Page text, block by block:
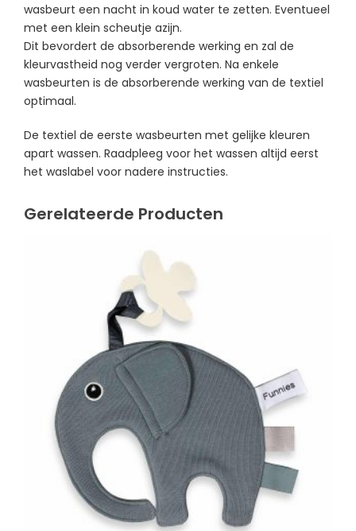
wasbeurt een nacht in koud water te zetten. Eventueel
met een klein scheutje azijn.
Dit bevordert de absorberende werking en zal de
kleurvastheid nog verder vergroten. Na enkele
wasbeurten is de absorberende werking van de textiel
optimaal.
De textiel de eerste wasbeurten met gelijke kleuren
apart wassen. Raadpleeg voor het wassen altijd eerst
het waslabel voor nadere instructies.
Gerelateerde Producten